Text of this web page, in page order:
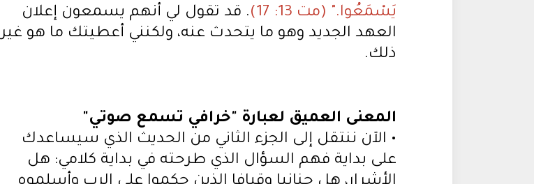
يَسْمَعُوا." (مت 13: 17)
. قد تقول لي أنهم يسمعون إعلان
العهد الجديد وهو ما يتحدث عنه، ولكنني أعطيتك ما هو غير
ذلك.
المعنى العميق لعبارة "خرافي تسمع صوتي"
• الآن ننتقل إلى الجزء الثاني من الحديث الذي سيساعدك
على بداية فهم السؤال الذي طرحته في بداية كلامي: هل